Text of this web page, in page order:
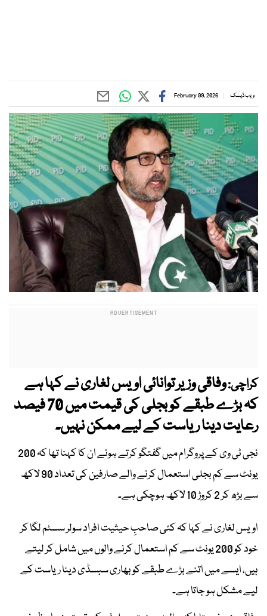
ویب ڈیسک February 09, 2026
کراچی:وفاقی وزیر توانائی اویس لغاری نے کہا ہے
کہ بڑے طبقے کو بجلی کی قیمت میں 70 فیصد
رعایت دینا ریاست کے لیے ممکن نہیں۔
نجی ٹی وی کے پروگرام میں گفتگو کرتے ہوئے ان کا کہنا تھا کہ 200
یونٹ سے کم بجلی استعمال کرنے والے صارفین کی تعداد 90 لاکھ
سے بڑھ کر 2 کروڑ 10 لاکھ ہوچکی ہے۔
اویس لغاری نے کہا کہ کئی صاحبِ حیثیت افراد سولر سسٹم لگا کر
خود کو 200 یونٹ سے کم استعمال کرنے والوں میں شامل کر لیتے
ہیں، ایسے میں اتنے بڑے طبقے کو بھاری سبسڈی دینا ریاست کے
لیے مشکل ہو جاتا ہے۔